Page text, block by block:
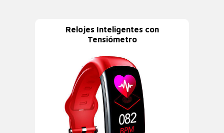
Relojes Inteligentes con
Tensiómetro